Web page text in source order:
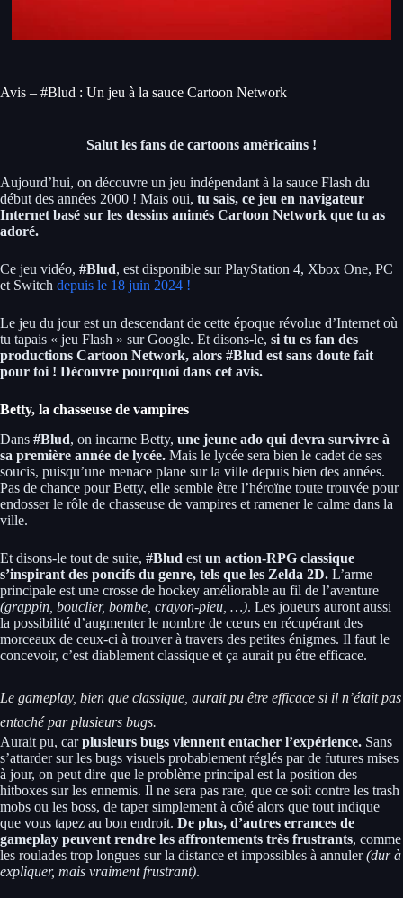
Avis – #Blud : Un jeu à la sauce Cartoon Network
Salut les fans de cartoons américains !
Aujourd’hui, on découvre un jeu indépendant à la sauce Flash du
début des années 2000 ! Mais oui, tu sais, ce jeu en navigateur
Internet basé sur les dessins animés Cartoon Network que tu as
adoré.
Ce jeu vidéo, #Blud, est disponible sur PlayStation 4, Xbox One, PC
et Switch depuis le 18 juin 2024 !
Le jeu du jour est un descendant de cette époque révolue d’Internet où
tu tapais « jeu Flash » sur Google. Et disons-le, si tu es fan des
productions Cartoon Network, alors #Blud est sans doute fait
pour toi ! Découvre pourquoi dans cet avis.
Betty, la chasseuse de vampires
Dans #Blud, on incarne Betty, une jeune ado qui devra survivre à
sa première année de lycée. Mais le lycée sera bien le cadet de ses
soucis, puisqu’une menace plane sur la ville depuis bien des années.
Pas de chance pour Betty, elle semble être l’héroïne toute trouvée pour
endosser le rôle de chasseuse de vampires et ramener le calme dans la
ville.
Et disons-le tout de suite, #Blud est un action-RPG classique
s’inspirant des poncifs du genre, tels que les Zelda 2D. L’arme
principale est une crosse de hockey améliorable au fil de l’aventure
(grappin, bouclier, bombe, crayon-pieu, …). Les joueurs auront aussi
la possibilité d’augmenter le nombre de cœurs en récupérant des
morceaux de ceux-ci à trouver à travers des petites énigmes. Il faut le
concevoir, c’est diablement classique et ça aurait pu être efficace.
Le gameplay, bien que classique, aurait pu être efficace si il n’était pas
entaché par plusieurs bugs.
Aurait pu, carplusieurs bugs viennent entacher l’expérience. Sans
s’attarder sur les bugs visuels probablement réglés par de futures mises
à jour, on peut dire que le problème principal est la position des
hitboxes sur les ennemis. Il ne sera pas rare, que ce soit contre les trash
mobs ou les boss, de taper simplement à côté alors que tout indique
que vous tapez au bon endroit. De plus, d’autres errances de
gameplay peuvent rendre les affrontements très frustrants, comme
les roulades trop longues sur la distance et impossibles à annuler(dur à
expliquer, mais vraiment frustrant).